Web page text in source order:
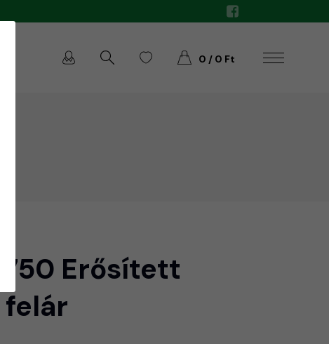
0 / 0 Ft
750 Erősített